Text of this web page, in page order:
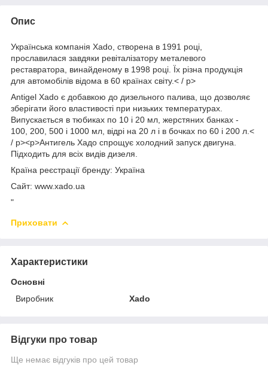
Опис
Українська компанія Xado, створена в 1991 році,
прославилася завдяки ревіталізатору металевого
реставратора, винайденому в 1998 році. Їх різна продукція
для автомобілів відома в 60 країнах світу.< / p>
Antigel Xado є добавкою до дизельного палива, що дозволяє
зберігати його властивості при низьких температурах.
Випускається в тюбиках по 10 і 20 мл, жерстяних банках -
100, 200, 500 і 1000 мл, відрі на 20 л і в бочках по 60 і 200 л.<
/ р><р>Антигель Хадо спрощує холодний запуск двигуна.
Підходить для всіх видів дизеля.
Країна реєстрації бренду: Україна
Сайт: www.xado.ua
"
Приховати
Характеристики
Основні
Виробник
Xado
Відгуки про товар
Ще немає відгуків про цей товар